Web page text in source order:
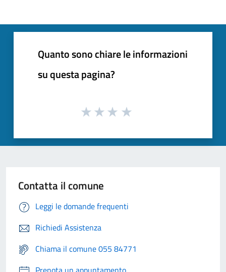
Quanto sono chiare le informazioni
su questa pagina?
Contatta il comune
Leggi le domande frequenti
Richiedi Assistenza
Chiama il comune 055 84771